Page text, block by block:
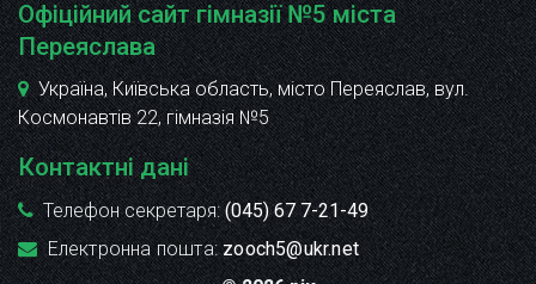
Офіційний сайт гімназії №5 міста
Переяслава
Україна, Київська область, місто Переяслав, вул.
Космонавтів 22, гімназія №5
Контактні дані
Телефон секретаря:(045) 67 7-21-49
Електронна пошта:zooch5@ukr.net